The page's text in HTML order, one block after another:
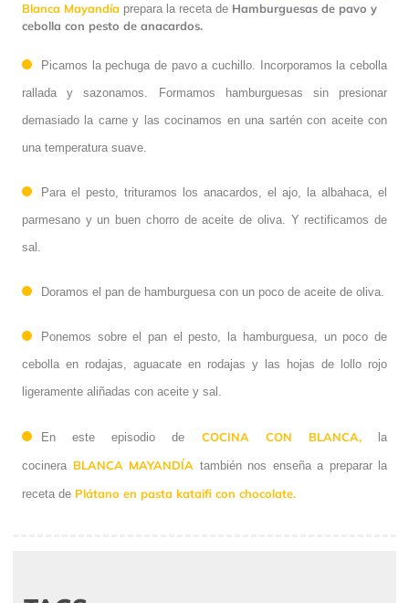
Blanca Mayandía prepara la receta de Hamburguesas de pavo y
cebolla con pesto de anacardos.
Picamos la pechuga de pavo a cuchillo. Incorporamos la cebolla
rallada y sazonamos. Formamos hamburguesas sin presionar
demasiado la carne y las cocinamos en una sartén con aceite con
una temperatura suave.
Para el pesto, trituramos los anacardos, el ajo, la albahaca, el
parmesano y un buen chorro de aceite de oliva. Y rectificamos de
sal.
Doramos el pan de hamburguesa con un poco de aceite de oliva.
Ponemos sobre el pan el pesto, la hamburguesa, un poco de
cebolla en rodajas, aguacate en rodajas y las hojas de lollo rojo
ligeramente aliñadas con aceite y sal.
En este episodio de COCINA CON BLANCA,la
cocinera BLANCA MAYANDÍA también nos enseña a preparar la
receta de Plátano en pasta kataifi con chocolate.